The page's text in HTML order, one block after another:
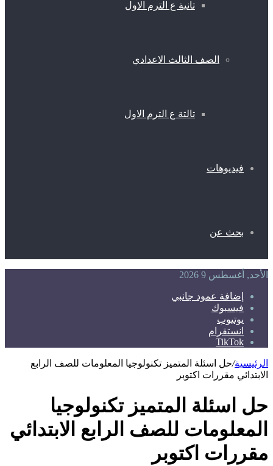
تانية ع الترم الاول
الصف الثالث الاعدادي
تالتة ع الترم الاول
فيديوهات
بحث عن
الأحد, أغسطس 9 2026
إضافة عمود جانبي
فيسبوك
يوتيوب
انستقرام
TikTok
الرئيسية/حل اسئلة المتميز تكنولوجيا المعلومات للصف الرابع
الابتدائي مقررات اكتوبر
حل اسئلة المتميز تكنولوجيا
المعلومات للصف الرابع الابتدائي
مقررات اكتوبر